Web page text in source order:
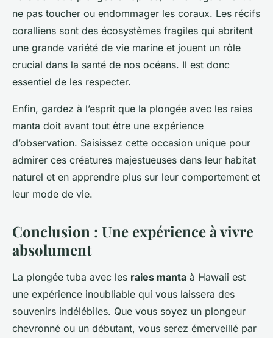
ne pas toucher ou endommager les coraux. Les récifs
coralliens sont des écosystèmes fragiles qui abritent
une grande variété de vie marine et jouent un rôle
crucial dans la santé de nos océans. Il est donc
essentiel de les respecter.
Enfin, gardez à l’esprit que la plongée avec les raies
manta doit avant tout être une expérience
d’observation. Saisissez cette occasion unique pour
admirer ces créatures majestueuses dans leur habitat
naturel et en apprendre plus sur leur comportement et
leur mode de vie.
Conclusion : Une expérience à vivre
absolument
La plongée tuba avec les raies manta à Hawaii est
une expérience inoubliable qui vous laissera des
souvenirs indélébiles. Que vous soyez un plongeur
chevronné ou un débutant, vous serez émerveillé par